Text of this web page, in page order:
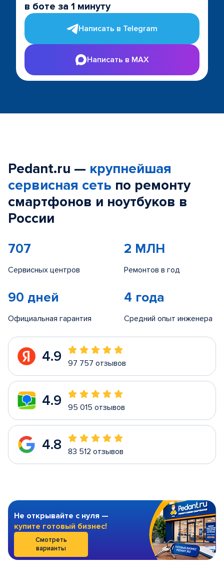
в боте за 1 минуту
Написать в Telegram
Написать в MAX
Pedant.ru — крупнейшая
сервисная сеть по ремонту
смартфонов и ноутбуков в
России
707
Сервисных центров
2 МЛН
Ремонтов в год
90 дней
Официальная гарантия
4 года
Средний опыт инженера
4.9 97 757 отзывов
4.9 95 015 отзывов
4.8 83 512 отзывов
Не открывайте с нуля —
купите готовый бизнес!
Смотреть
варианты